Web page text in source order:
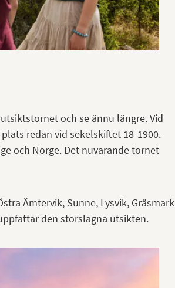
och se ännu längre. Vid
redan vid sekelskiftet 18-1900.
och Norge. Det nuvarande tornet
Ämtervik, Sunne, Lysvik, Gräsmark
den storslagna utsikten.